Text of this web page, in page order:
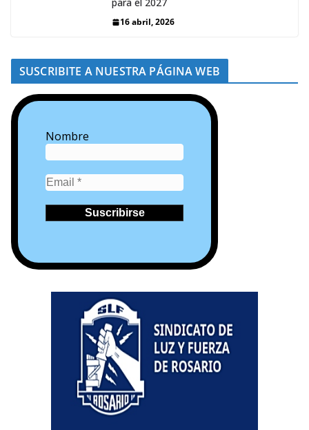
16 abril, 2026
SUSCRIBITE A NUESTRA PÁGINA WEB
Nombre